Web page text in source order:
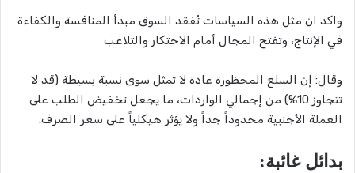
واكد ان مثل هذه السياسات تُفقد السوق مبدأ المنافسة والكفاءة
في الإنتاج، وتفتح المجال أمام الاحتكار والتلاعب
وقال: إن السلع المحظورة عادة لا تمثل سوى نسبة بسيطة (قد لا
تتجاوز 10%) من إجمالي الواردات، ما يجعل تخفيض الطلب على
العملة الأجنبية محدوداً جداً ولا يؤثر هيكلياً على سعر الصرف.
بدائل غائبة: